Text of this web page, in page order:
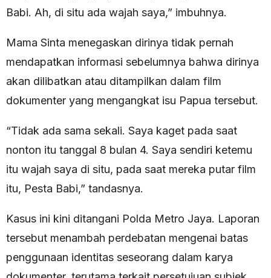
Babi. Ah, di situ ada wajah saya,” imbuhnya.
Mama Sinta menegaskan dirinya tidak pernah
mendapatkan informasi sebelumnya bahwa dirinya
akan dilibatkan atau ditampilkan dalam film
dokumenter yang mengangkat isu Papua tersebut.
“Tidak ada sama sekali. Saya kaget pada saat
nonton itu tanggal 8 bulan 4. Saya sendiri ketemu
itu wajah saya di situ, pada saat mereka putar film
itu, Pesta Babi,” tandasnya.
Kasus ini kini ditangani Polda Metro Jaya. Laporan
tersebut menambah perdebatan mengenai batas
penggunaan identitas seseorang dalam karya